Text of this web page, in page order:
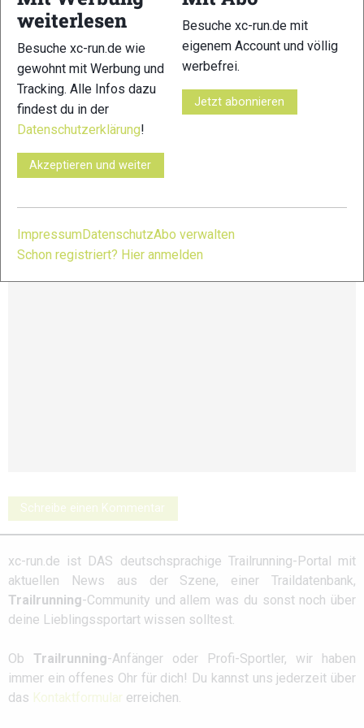
Freitag:
Seekarspitz Vertical: 4,6 km – 467 HM
Samstag:
Easy Trail: 8km – 393 HM
Short Trail 1 Summit: 8.7km – 768 HM
1/2 Marathon Trail 1 Summit: 26km – 1.610 HM
Marathon Trail 2 Summits: 53km – 2.996 HM
Weitere Infos und Anmeldung unter:
Schreibe einen Kommentar
xc-run.de ist DAS deutschsprachige Trailrunning-Portal mit
aktuellen News aus der Szene, einer Traildatenbank,
Trailrunning-Community und allem was du sonst noch über
deine Lieblingssportart wissen solltest.
Ob Trailrunning-Anfänger oder Profi-Sportler, wir haben
immer ein offenes Ohr für dich! Du kannst uns jederzeit über
das Kontaktformular erreichen.
weiterlesen
Besuche xc-run.de wie
gewohnt mit Werbung und
Tracking. Alle Infos dazu
findest du in der
Datenschutzerklärung!
Akzeptieren und weiter
Besuche xc-run.de mit
eigenem Account und völlig
werbefrei.
Jetzt abonnieren
ImpressumDatenschutzAbo verwalten
Schon registriert? Hier anmelden